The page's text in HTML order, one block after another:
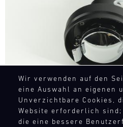
Wir verwenden auf den
eine Auswahl an eigenen
Unverzichtbare Cookies,
Website erforderlich sind;
die eine bessere